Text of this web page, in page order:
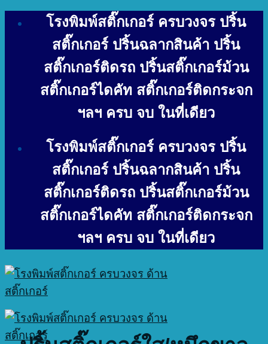
โรงพิมพ์สติ๊กเกอร์ ครบวงจร ปริ้น
สติ๊กเกอร์ ปริ้นฉลากสินค้า ปริ้น
สติ๊กเกอร์ติดรถ ปริ้นสติ๊กเกอร์ม้วน
สติ๊กเกอร์ไดคัท สติ๊กเกอร์ติดกระจก
ฯลฯ ครบ จบ ในที่เดียว
โรงพิมพ์สติ๊กเกอร์ ครบวงจร ปริ้น
สติ๊กเกอร์ ปริ้นฉลากสินค้า ปริ้น
สติ๊กเกอร์ติดรถ ปริ้นสติ๊กเกอร์ม้วน
สติ๊กเกอร์ไดคัท สติ๊กเกอร์ติดกระจก
ฯลฯ ครบ จบ ในที่เดียว